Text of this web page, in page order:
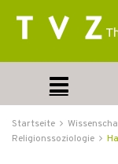
Startseite
Religionssoziologie